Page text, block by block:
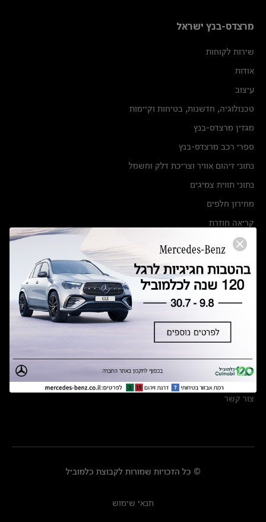
מרצדס-בנץ ישראל
שירות לקוחות
אודות
עיצוב
טכנולוגיה, חדשנות, בטיחות וקיימות
מגזין מרצדס-בנץ
ספרי רכב מרצדס-בנץ
נתוני זיהום אוויר וצריכת דלק וחשמל
נתוני תווית צמיגים
מחירון חלפים
קריאה חוזרת
הודעה על הטבות לרכבי מרצדס בהסדר פשרה בתצ 56447-02-19
תקנון ימי מכירות 120 לכלמוביל
מצאו אותנו
אולמות תצוגה
מרכזי שירות
צור קשר
© כל הזכויות שמורות לקבוצת כלמוביל
תנאי שימוש